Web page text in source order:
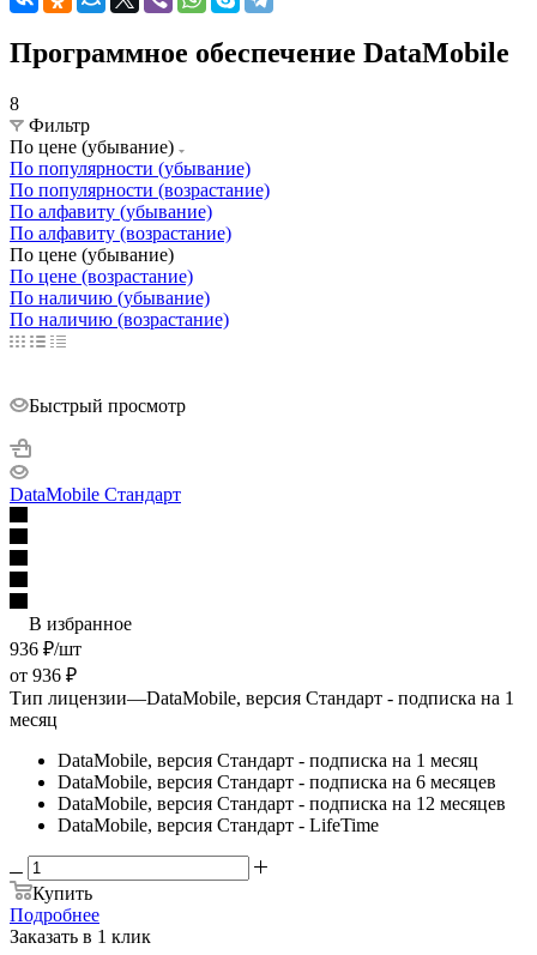
Программное обеспечение DataMobile
8
Фильтр
По цене (убывание)
По популярности (убывание)
По популярности (возрастание)
По алфавиту (убывание)
По алфавиту (возрастание)
По цене (убывание)
По цене (возрастание)
По наличию (убывание)
По наличию (возрастание)
Быстрый просмотр
DataMobile Стандарт
В избранное
936 ₽/шт
от 936 ₽
Тип лицензии—DataMobile, версия Стандарт - подписка на 1
месяц
DataMobile, версия Стандарт - подписка на 1 месяц
DataMobile, версия Стандарт - подписка на 6 месяцев
DataMobile, версия Стандарт - подписка на 12 месяцев
DataMobile, версия Стандарт - LifeTime
Купить
Подробнее
Заказать в 1 клик